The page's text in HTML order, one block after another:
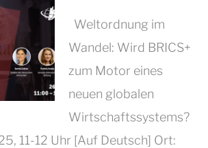
Weltordnung im
Wandel: Wird BRICS+
zum Motor eines
neuen globalen
Wirtschaftssystems?
11-12 Uhr [Auf Deutsch] Ort: